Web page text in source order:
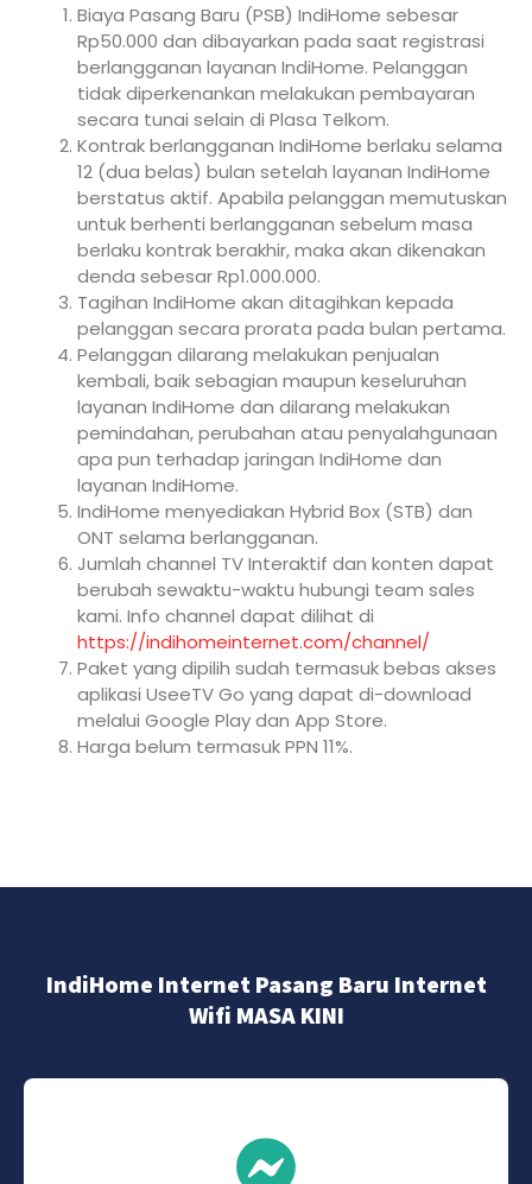
Biaya Pasang Baru (PSB) IndiHome sebesar
Rp50.000 dan dibayarkan pada saat registrasi
berlangganan layanan IndiHome. Pelanggan
tidak diperkenankan melakukan pembayaran
secara tunai selain di Plasa Telkom.
Kontrak berlangganan IndiHome berlaku selama
12 (dua belas) bulan setelah layanan IndiHome
berstatus aktif. Apabila pelanggan memutuskan
untuk berhenti berlangganan sebelum masa
berlaku kontrak berakhir, maka akan dikenakan
denda sebesar Rp1.000.000.
Tagihan IndiHome akan ditagihkan kepada
pelanggan secara prorata pada bulan pertama.
Pelanggan dilarang melakukan penjualan
kembali, baik sebagian maupun keseluruhan
layanan IndiHome dan dilarang melakukan
pemindahan, perubahan atau penyalahgunaan
apa pun terhadap jaringan IndiHome dan
layanan IndiHome.
IndiHome menyediakan Hybrid Box (STB) dan
ONT selama berlangganan.
Jumlah channel TV Interaktif dan konten dapat
berubah sewaktu-waktu hubungi team sales
kami. Info channel dapat dilihat di
https://indihomeinternet.com/channel/
Paket yang dipilih sudah termasuk bebas akses
aplikasi UseeTV Go yang dapat di-download
melalui Google Play dan App Store.
Harga belum termasuk PPN 11%.
IndiHome Internet Pasang Baru Internet
Wifi MASA KINI